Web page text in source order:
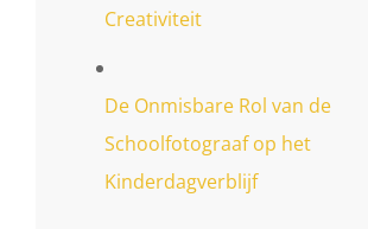
Creativiteit
De Onmisbare Rol van de
Schoolfotograaf op het
Kinderdagverblijf